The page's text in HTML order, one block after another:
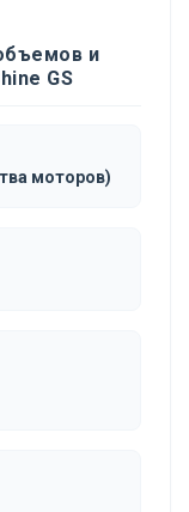
и
GS
моторов)